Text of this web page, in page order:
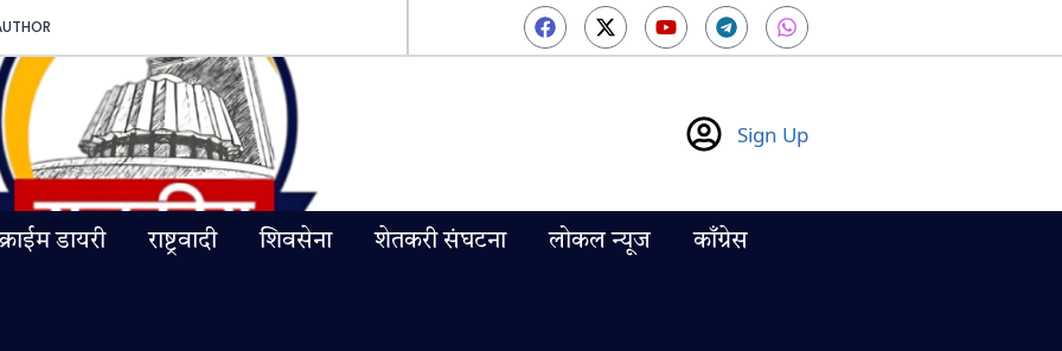
Sign Up
क्राईम डायरी राष्ट्रवादी शिवसेना शेतकरी संघटना लोकल न्यूज काँग्रेस